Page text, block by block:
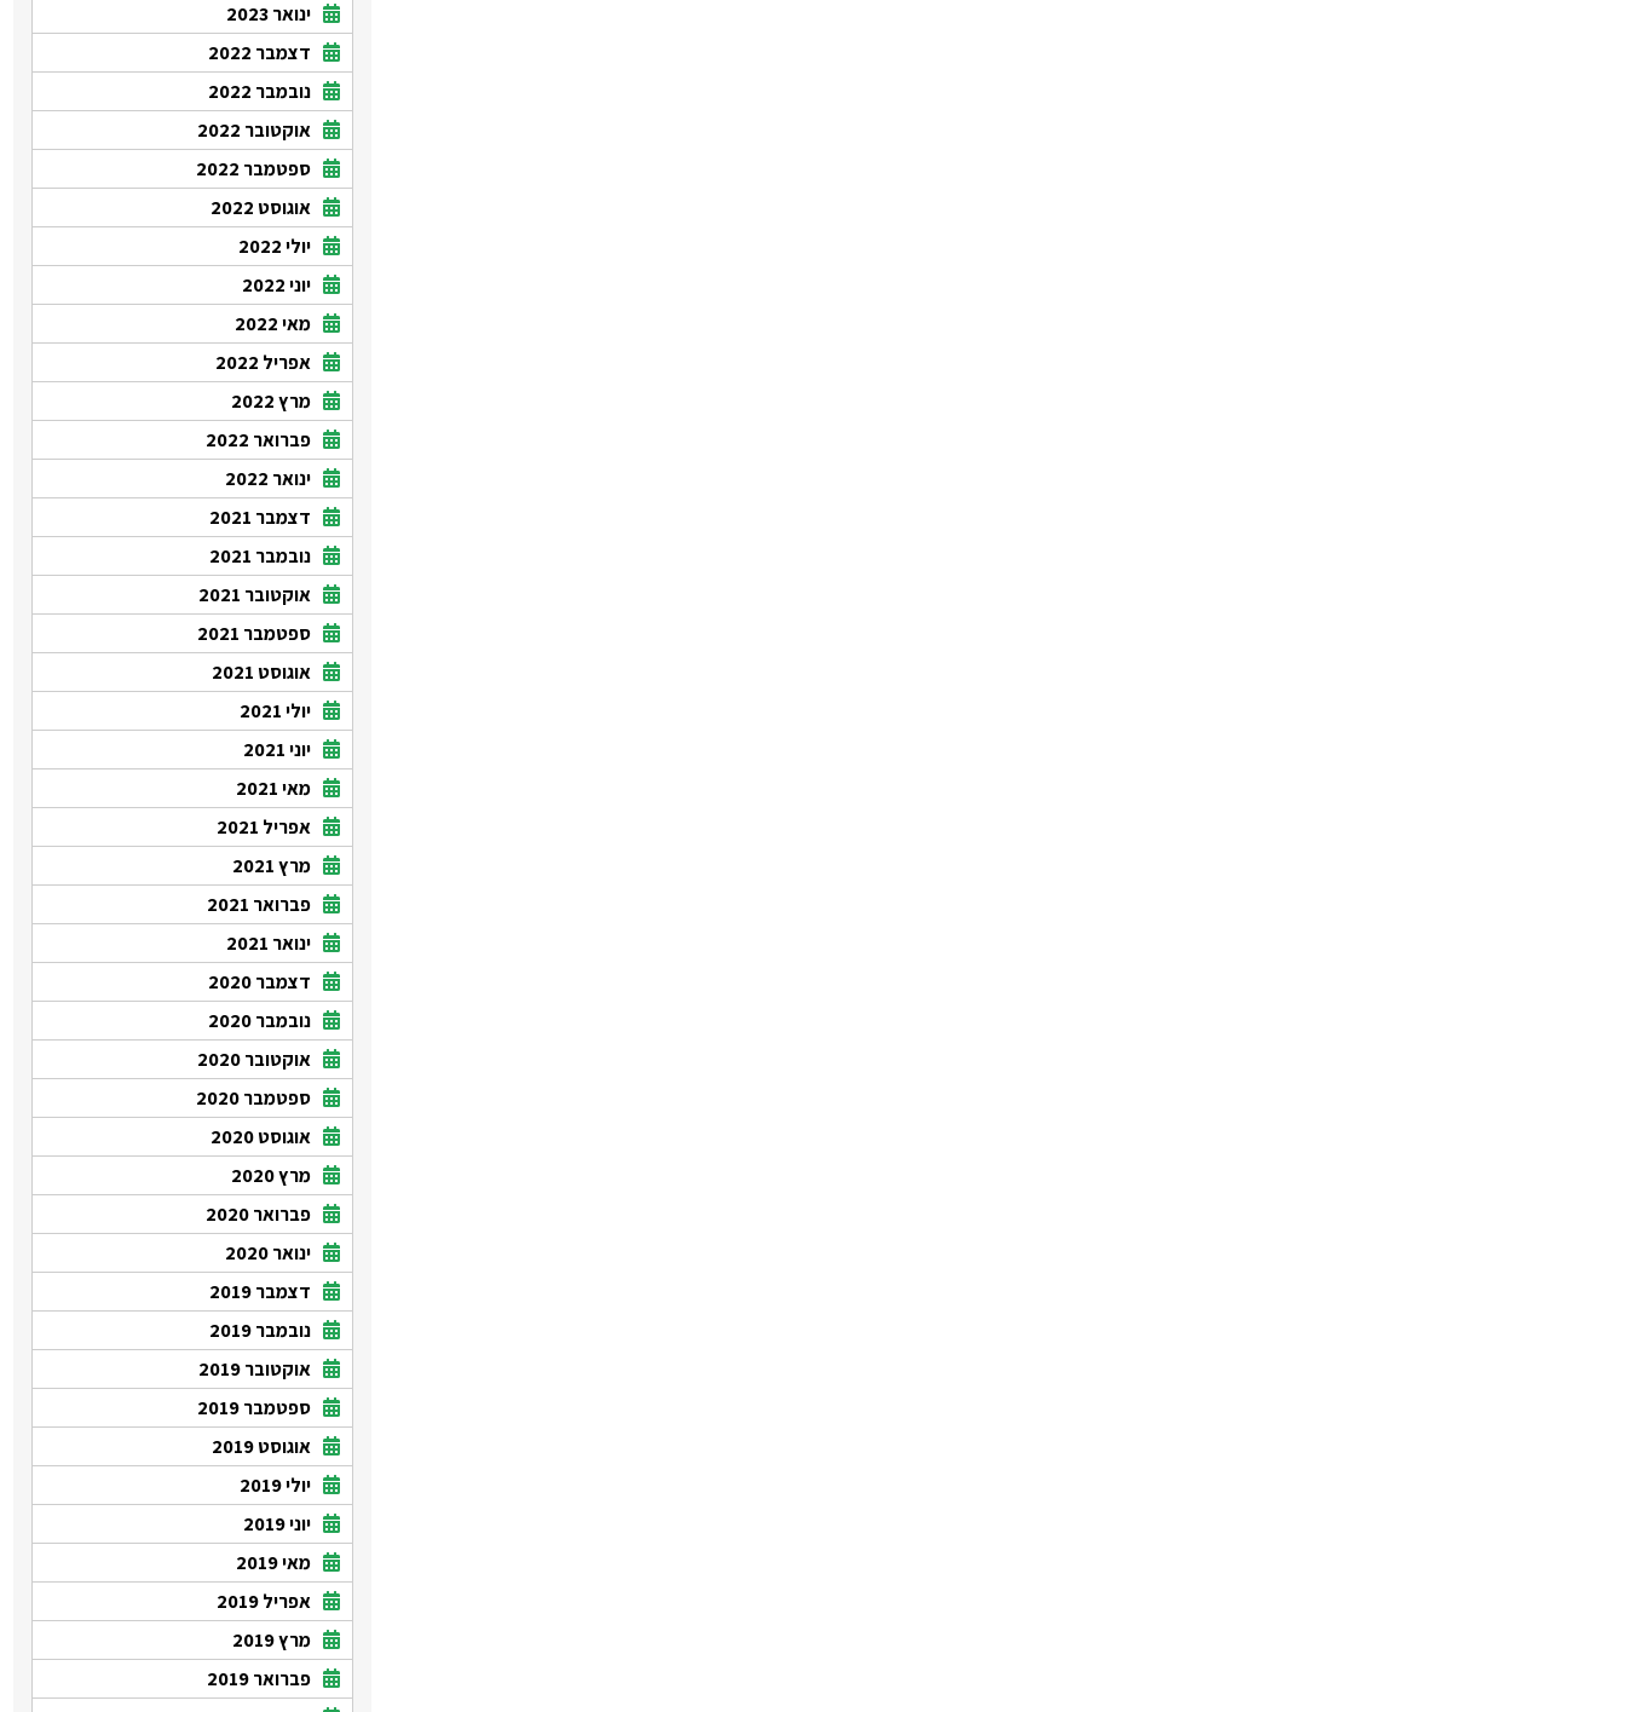
ינואר 2023
דצמבר 2022
נובמבר 2022
אוקטובר 2022
ספטמבר 2022
אוגוסט 2022
יולי 2022
יוני 2022
מאי 2022
אפריל 2022
מרץ 2022
פברואר 2022
ינואר 2022
דצמבר 2021
נובמבר 2021
אוקטובר 2021
ספטמבר 2021
אוגוסט 2021
יולי 2021
יוני 2021
מאי 2021
אפריל 2021
מרץ 2021
פברואר 2021
ינואר 2021
דצמבר 2020
נובמבר 2020
אוקטובר 2020
ספטמבר 2020
אוגוסט 2020
מרץ 2020
פברואר 2020
ינואר 2020
דצמבר 2019
נובמבר 2019
אוקטובר 2019
ספטמבר 2019
אוגוסט 2019
יולי 2019
יוני 2019
מאי 2019
אפריל 2019
מרץ 2019
פברואר 2019